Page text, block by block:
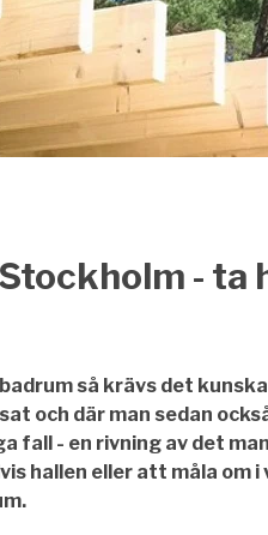
- ta
så krävs det
och där man sedan
fall - en rivning av det
hallen eller att måla